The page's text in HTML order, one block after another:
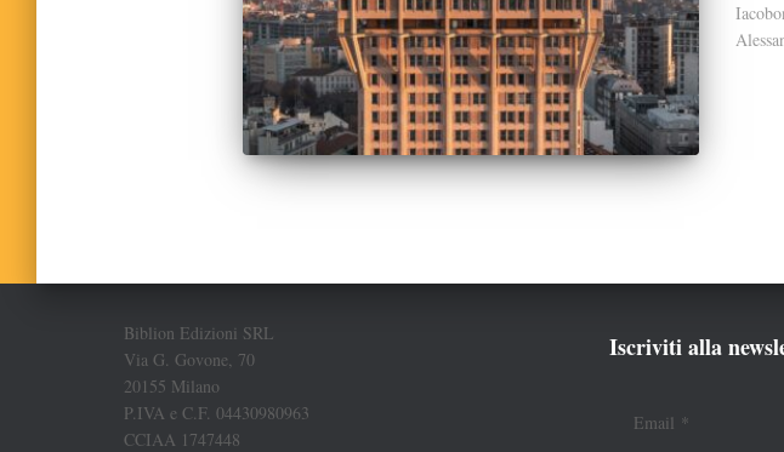
Biblion Edizioni SRL
Via G. Govone, 70
20155 Milano
P.IVA e C.F. 04430980963
CCIAA 1747448
Iscriviti alla
Email *